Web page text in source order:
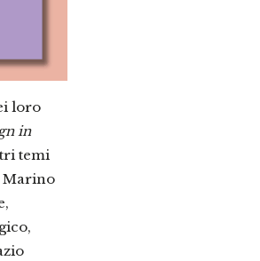
loro
in
temi
Marino